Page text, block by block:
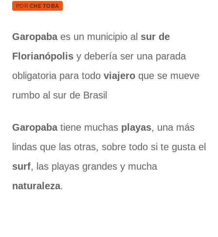
POR CHE TOBA
Garopabaes un municipio al sur de
Florianópolis y debería ser una parada
obligatoria para todo viajero que se mueve
rumbo al sur de Brasil
Garopabatiene muchas playas, una más
lindas que las otras, sobre todo si te gusta el
surf, las playas grandes y mucha
naturaleza.